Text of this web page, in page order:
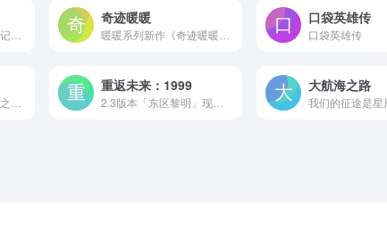
良心免费回合《桃花源记》手游是深圳淘乐自主研发并发行的大型2D回合制MMORPG手游，游戏致力于为所有深爱回合制的玩家构筑一个掌间桃花源，让我们换个身份去爱和战斗！桃花源记手游传承经典端游IP，六年情怀匠心独运，唯美国风共赏美景，新派交互玩法颠覆传统，十一大职业制衡玩转跨服PK，副本神装超高掉落率，萌宠激斗驰骋桃源，暖心电台相伴成长，让你...
奇迹暖暖 口袋英雄传
口袋英雄传
重返未来：1999
2.3版本「东区黎明」现已开启！《重返未来：1999》是一款20世纪复古神秘学策略RPG。1999年的最后一天，一场“暴雨”向天空倾泻，世界似乎来到一个崭新的旧时代。而你，将作为“司辰”，无数时代的见证者，带领神秘学家们逃离“暴雨”。
大航海之路